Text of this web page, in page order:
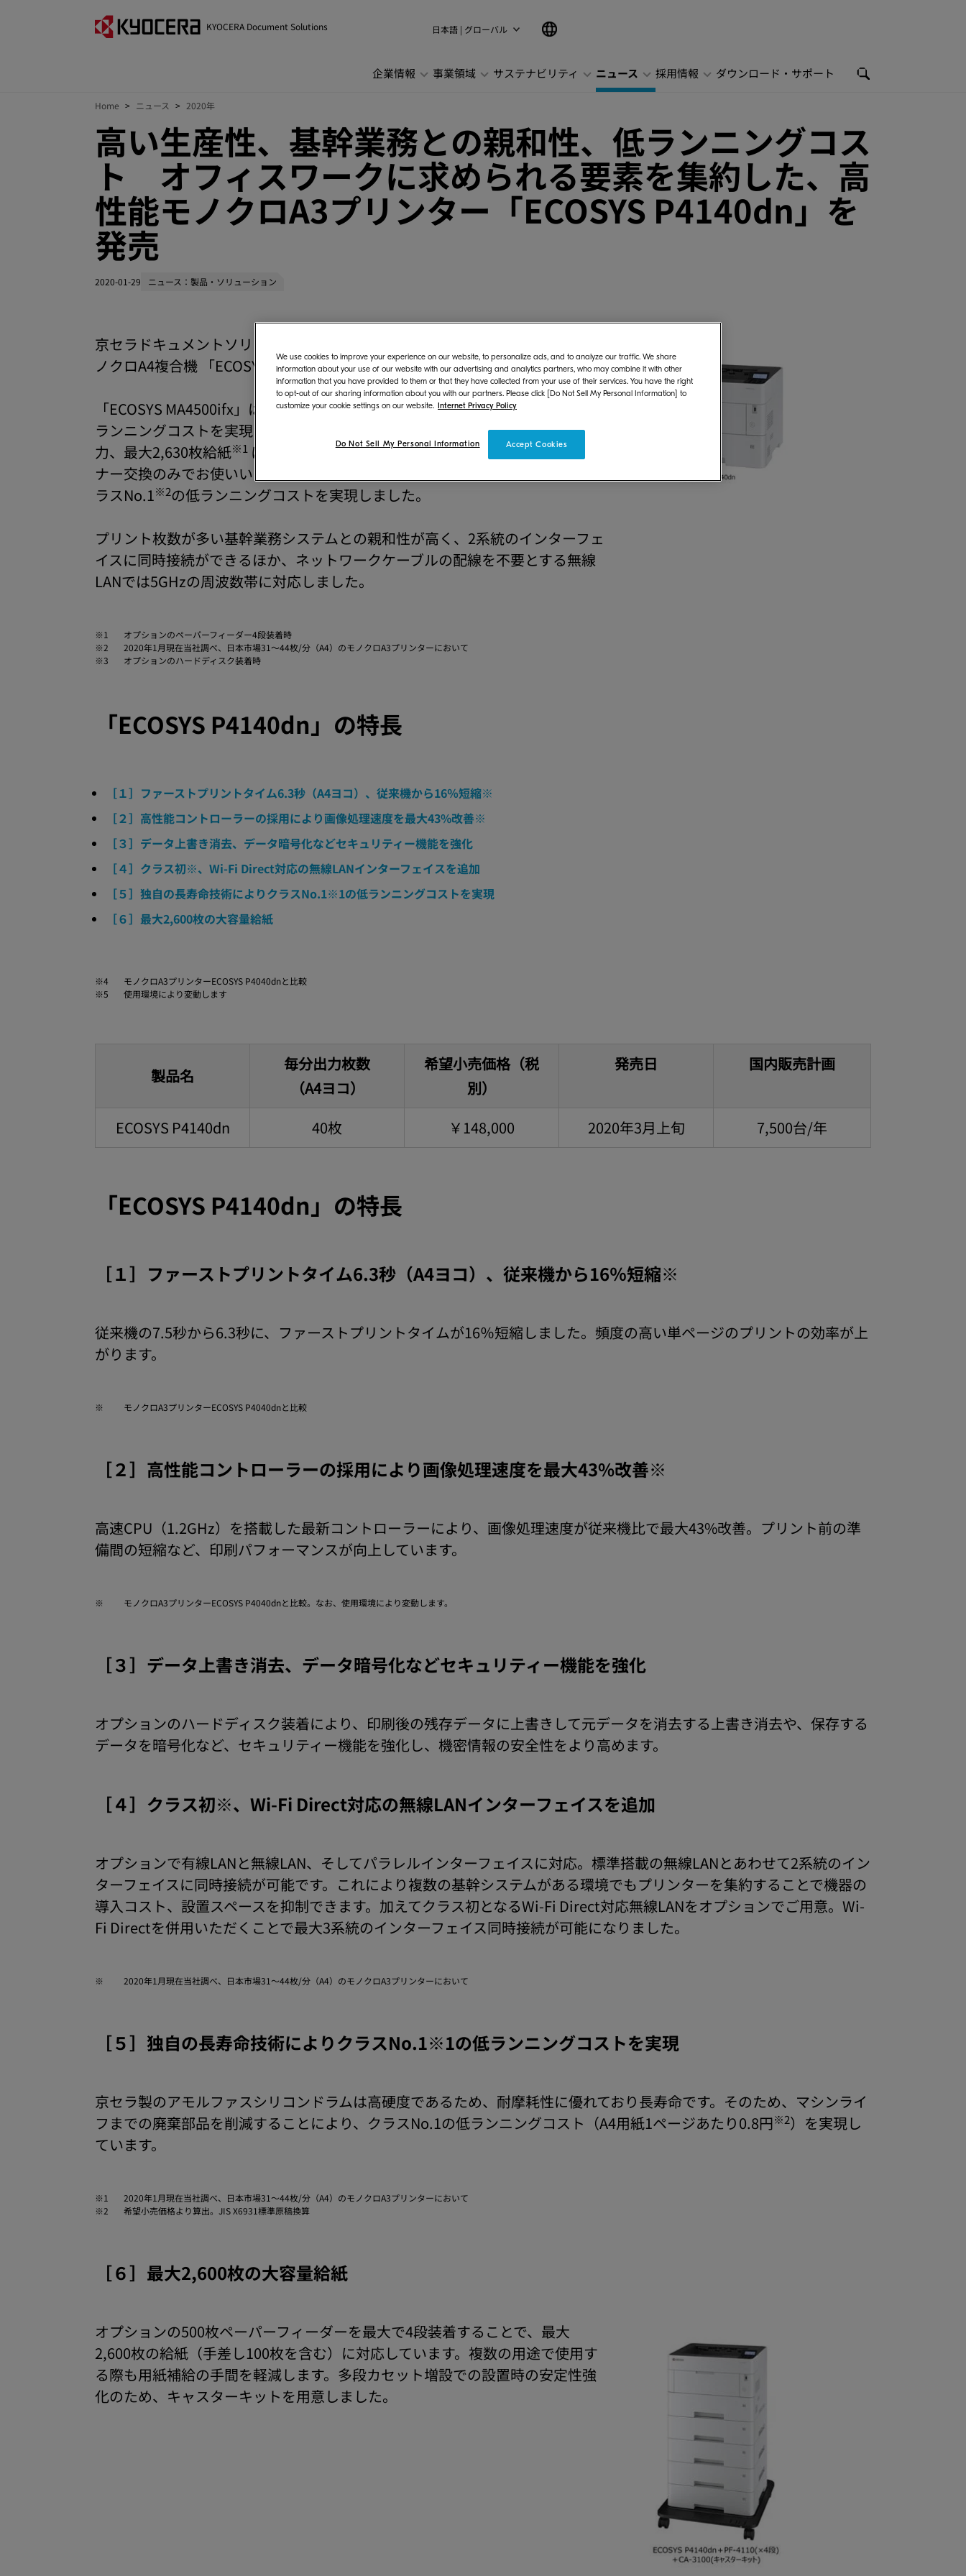
KYOCERA Document Solutions 日本語 | グローバル
企業情報 事業領域 サステナビリティ ニュース 採用情報 ダウンロード・サポート
Home ニュース 2020年
高い生産性、基幹業務との親和性、低ランニングコス
ト オフィスワークに求められる要素を集約した、高
性能モノクロA3プリンター「ECOSYS P4140dn」を
発売
2020-01-29 ニュース：製品・ソリューション
京セラドキュメントソリューションズジャパン株式会社（社長:長井 孝）は、モ
ノクロA4複合機 「ECOSYS MA4500ifx」を2023年1月上旬に発売いたします。
「ECOSYS MA4500ifx」は、基幹業務に求められる生産性、耐久性、そして低
ランニングコストを実現したモノクロA4複合機です。毎分45枚の高速連続出
力、最大2,630枚給紙※1 による高い生産性と、長寿命設計により30万枚までト
ナー交換のみでお使いいただける耐久性を備え、独自の長寿命化技術によりク
ラスNo.1※2の低ランニングコストを実現しました。
プリント枚数が多い基幹業務システムとの親和性が高く、2系統のインターフェ
イスに同時接続ができるほか、ネットワークケーブルの配線を不要とする無線
LANでは5GHzの周波数帯に対応しました。
※1
オプションのペーパーフィーダー4段装着時
※2
2020年1月現在当社調べ、日本市場31〜44枚/分（A4）のモノクロA3プリンターにおいて
※3
オプションのハードディスク装着時
「ECOSYS P4140dn」の特長
［１］ファーストプリントタイム6.3秒（A4ヨコ）、従来機から16％短縮※
［２］高性能コントローラーの採用により画像処理速度を最大43%改善※
［３］データ上書き消去、データ暗号化などセキュリティー機能を強化
［４］クラス初※、Wi-Fi Direct対応の無線LANインターフェイスを追加
［５］独自の長寿命技術によりクラスNo.1※1の低ランニングコストを実現
［６］最大2,600枚の大容量給紙
※4
モノクロA3プリンターECOSYS P4040dnと比較
※5
使用環境により変動します
製品名
毎分出力枚数
（A4ヨコ）
希望小売価格（税
別）
発売日 国内販売計画
ECOSYS P4140dn 40枚 ￥148,000 2020年3月上旬 7,500台/年
「ECOSYS P4140dn」の特長
［１］ファーストプリントタイム6.3秒（A4ヨコ）、従来機から16％短縮※
従来機の7.5秒から6.3秒に、ファーストプリントタイムが16％短縮しました。頻度の高い単ページのプリントの効率が上
がります。
※ モノクロA3プリンターECOSYS P4040dnと比較
［２］高性能コントローラーの採用により画像処理速度を最大43%改善※
高速CPU（1.2GHz）を搭載した最新コントローラーにより、画像処理速度が従来機比で最大43%改善。プリント前の準
備間の短縮など、印刷パフォーマンスが向上しています。
※ モノクロA3プリンターECOSYS P4040dnと比較。なお、使用環境により変動します。
［３］データ上書き消去、データ暗号化などセキュリティー機能を強化
オプションのハードディスク装着により、印刷後の残存データに上書きして元データを消去する上書き消去や、保存する
データを暗号化など、セキュリティー機能を強化し、機密情報の安全性をより高めます。
［４］クラス初※、Wi-Fi Direct対応の無線LANインターフェイスを追加
オプションで有線LANと無線LAN、そしてパラレルインターフェイスに対応。標準搭載の無線LANとあわせて2系統のイン
ターフェイスに同時接続が可能です。これにより複数の基幹システムがある環境でもプリンターを集約することで機器の
導入コスト、設置スペースを抑制できます。加えてクラス初となるWi-Fi Direct対応無線LANをオプションでご用意。Wi-
Fi Directを併用いただくことで最大3系統のインターフェイス同時接続が可能になりました。
※ 2020年1月現在当社調べ、日本市場31〜44枚/分（A4）のモノクロA3プリンターにおいて
［５］独自の長寿命技術によりクラスNo.1※1の低ランニングコストを実現
京セラ製のアモルファスシリコンドラムは高硬度であるため、耐摩耗性に優れており長寿命です。そのため、マシンライ
フまでの廃棄部品を削減することにより、クラスNo.1の低ランニングコスト（A4用紙1ページあたり0.8円※2）を実現し
ています。
※1
2020年1月現在当社調べ、日本市場31〜44枚/分（A4）のモノクロA3プリンターにおいて
※2
希望小売価格より算出。JIS X6931標準原稿換算
［６］最大2,600枚の大容量給紙
オプションの500枚ペーパーフィーダーを最大で4段装着することで、最大
2,600枚の給紙（手差し100枚を含む）に対応しています。複数の用途で使用す
る際も用紙補給の手間を軽減します。多段カセット増設での設置時の安定性強
化のため、キャスターキットを用意しました。
We use cookies to improve your experience on our website, to personalize ads, and to analyze our traffic. We share
information about your use of our website with our advertising and analytics partners, who may combine it with other
information that you have provided to them or that they have collected from your use of their services. You have the right
to opt-out of our sharing information about you with our partners. Please click [Do Not Sell My Personal Information] to
customize your cookie settings on our website. Internet Privacy Policy
Accept Cookies
Do Not Sell My Personal Information